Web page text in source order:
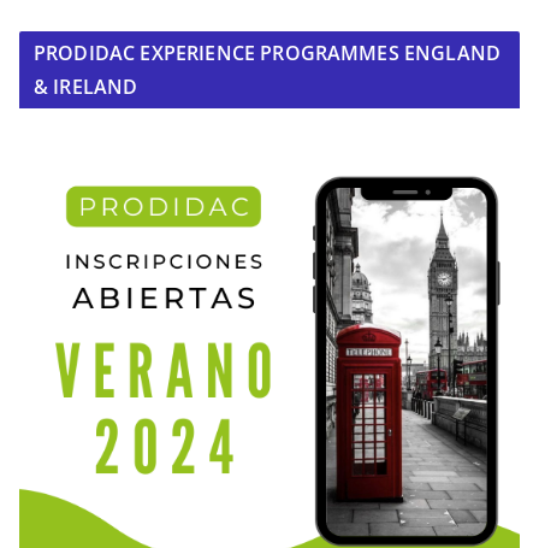
PRODIDAC EXPERIENCE PROGRAMMES ENGLAND
& IRELAND